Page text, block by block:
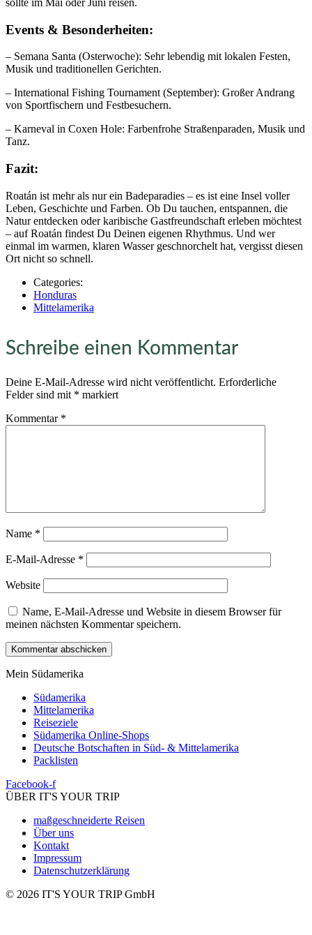
sollte im Mai oder Juni reisen.
Events & Besonderheiten:
– Semana Santa (Osterwoche): Sehr lebendig mit lokalen Festen,
Musik und traditionellen Gerichten.
– International Fishing Tournament (September): Großer Andrang
von Sportfischern und Festbesuchern.
– Karneval in Coxen Hole: Farbenfrohe Straßenparaden, Musik und
Tanz.
Fazit:
Roatán ist mehr als nur ein Badeparadies – es ist eine Insel voller
Leben, Geschichte und Farben. Ob Du tauchen, entspannen, die
Natur entdecken oder karibische Gastfreundschaft erleben möchtest
– auf Roatán findest Du Deinen eigenen Rhythmus. Und wer
einmal im warmen, klaren Wasser geschnorchelt hat, vergisst diesen
Ort nicht so schnell.
Categories:
Honduras
Mittelamerika
Schreibe einen Kommentar
Deine E-Mail-Adresse wird nicht veröffentlicht. Erforderliche
Felder sind mit * markiert
Kommentar *
Name *
E-Mail-Adresse *
Website
Name, E-Mail-Adresse und Website in diesem Browser für
meinen nächsten Kommentar speichern.
Mein Südamerika
Südamerika
Mittelamerika
Reiseziele
Südamerika Online-Shops
Deutsche Botschaften in Süd- & Mittelamerika
Packlisten
Facebook-f
ÜBER IT'S YOUR TRIP
maßgeschneiderte Reisen
Über uns
Kontakt
Impressum
Datenschutzerklärung
© 2026 IT'S YOUR TRIP GmbH